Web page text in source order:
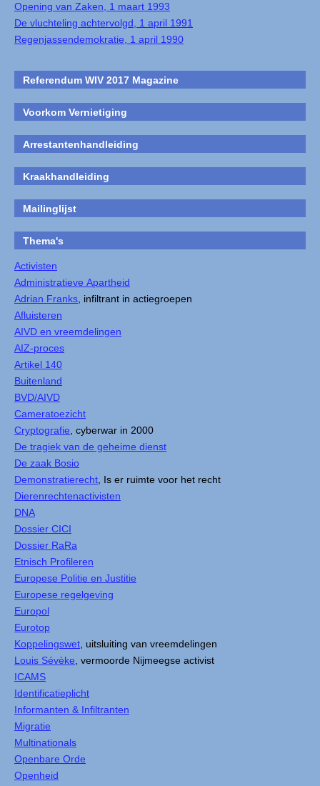
Opening van Zaken, 1 maart 1993
De vluchteling achtervolgd, 1 april 1991
Regenjassendemokratie, 1 april 1990
Referendum WIV 2017 Magazine
Voorkom Vernietiging
Arrestantenhandleiding
Kraakhandleiding
Mailinglijst
Thema's
Activisten
Administratieve Apartheid
Adrian Franks , infiltrant in actiegroepen
Afluisteren
AIVD en vreemdelingen
AIZ-proces
Artikel 140
Buitenland
BVD/AIVD
Cameratoezicht
Cryptografie , cyberwar in 2000
De tragiek van de geheime dienst
De zaak Bosio
Demonstratierecht , Is er ruimte voor het recht
Dierenrechtenactivisten
DNA
Dossier CICI
Dossier RaRa
Etnisch Profileren
Europese Politie en Justitie
Europese regelgeving
Europol
Eurotop
Koppelingswet , uitsluiting van vreemdelingen
Louis Sévèke , vermoorde Nijmeegse activist
ICAMS
Identificatieplicht
Informanten & Infiltranten
Migratie
Multinationals
Openbare Orde
Openheid